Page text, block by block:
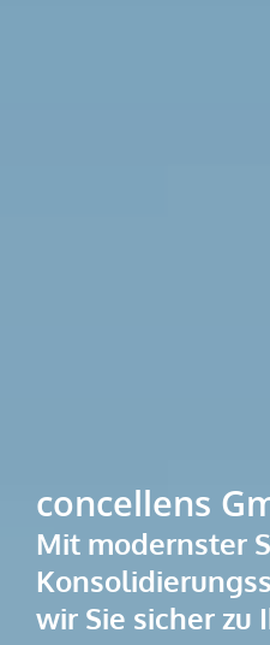
concellens
Mit modernster
wir Sie sicher zu